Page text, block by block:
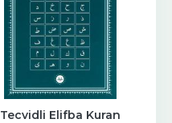
Tecvidli Elifba Kuran